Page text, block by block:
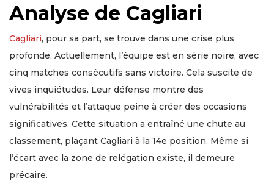
Analyse de Cagliari
Cagliari, pour sa part, se trouve dans une crise plus
profonde. Actuellement, l’équipe est en série noire, avec
cinq matches consécutifs sans victoire. Cela suscite de
vives inquiétudes. Leur défense montre des
vulnérabilités et l’attaque peine à créer des occasions
significatives. Cette situation a entraîné une chute au
classement, plaçant Cagliari à la 14e position. Même si
l’écart avec la zone de relégation existe, il demeure
précaire.